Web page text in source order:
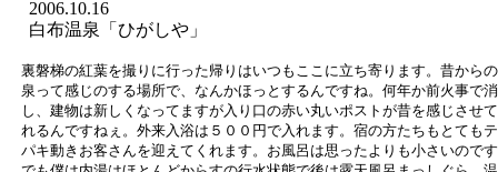
2006.10.16
白布温泉「ひがしや」
裏磐梯の紅葉を撮りに行った帰りはいつもここに立ち寄ります。昔から
泉って感じのする場所で、なんかほっとするんですね。何年か前火事で
し、建物は新しくなってますが入り口の赤い丸いポストが昔を感じさせ
れるんですねぇ。外来入浴は５００円で入れます。宿の方たちもとても
パキ動きお客さんを迎えてくれます。お風呂は思ったよりも小さいので